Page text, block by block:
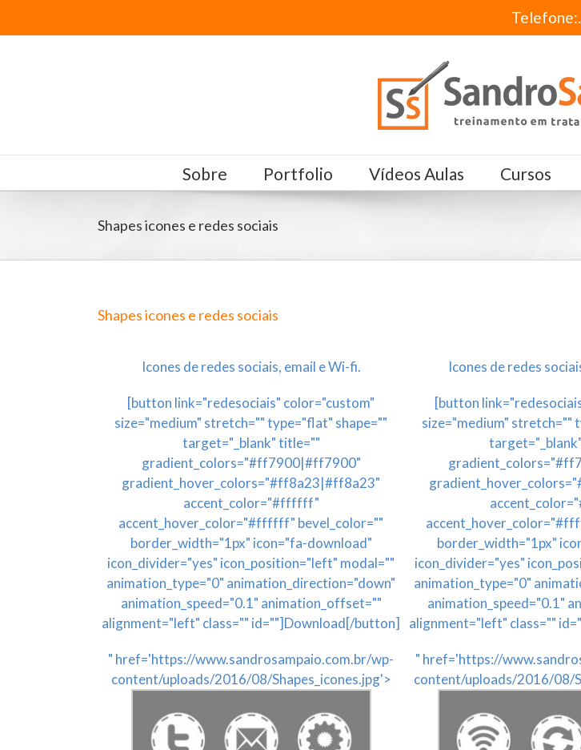
Sobre Portfolio Vídeos Aulas Cursos
Shapes icones e redes sociais
Shapes icones e redes sociais
Icones de redes sociais, email e Wi-fi.
[button link="redesociais" color="custom"
size="medium" stretch="" type="flat" shape=""
target="_blank" title=""
gradient_colors="#ff7900|#ff7900"
gradient_hover_colors="#ff8a23|#ff8a23"
accent_color="#ffffff"
accent_hover_color="#ffffff" bevel_color=""
border_width="1px" icon="fa-download"
icon_divider="yes" icon_position="left" modal=""
animation_type="0" animation_direction="down"
animation_speed="0.1" animation_offset=""
alignment="left" class="" id=""]Download[/button]
" href='https://www.sandrosampaio.com.br/wp-
content/uploads/2016/08/Shapes_icones.jpg'>
Icones de redes
[button
size="medium" stretch=""
border_width="1px"
icon_divider="yes"
animation_type="0"
animation_speed="0.1"
alignment="left" class=""
" href='https://
content/uploads/2016/08/